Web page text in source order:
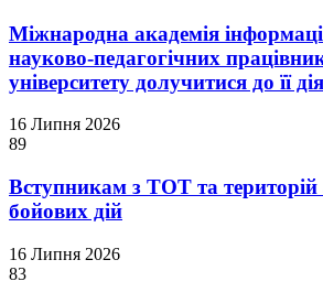
Міжнародна академія
науково-педагогічних
університету долучитися до її
16 Липня 2026
89
Вступникам з ТОТ та територій
бойових дій
16 Липня 2026
83